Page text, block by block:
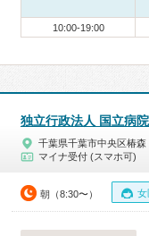
10:00-19:00
独立行政法人 国立病
千葉県千葉市中央区椿森
マイナ受付 (スマホ可)
朝（8:30〜） 女